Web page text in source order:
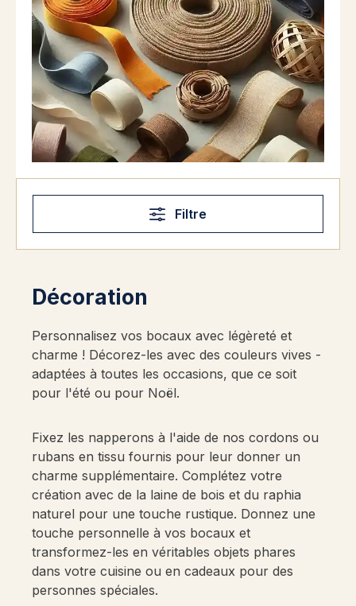
Filtre
Décoration
Personnalisez vos bocaux avec légèreté et
charme ! Décorez-les avec des couleurs vives -
adaptées à toutes les occasions, que ce soit
pour l'été ou pour Noël.
Fixez les napperons à l'aide de nos cordons ou
rubans en tissu fournis pour leur donner un
charme supplémentaire. Complétez votre
création avec de la laine de bois et du raphia
naturel pour une touche rustique. Donnez une
touche personnelle à vos bocaux et
transformez-les en véritables objets phares
dans votre cuisine ou en cadeaux pour des
personnes spéciales.